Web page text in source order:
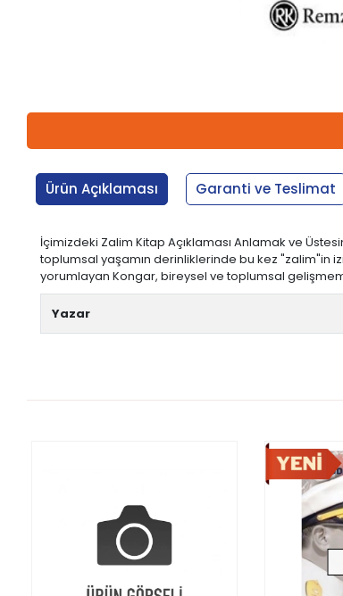
Ürün Açıklaması Garanti ve Teslimat
İçimizdeki Zalim Kitap Açıklaması Anlamak ve
toplumsal yaşamın derinliklerinde bu kez "zalim"in
yorumlayan Kongar, bireysel ve toplumsal
Yazar